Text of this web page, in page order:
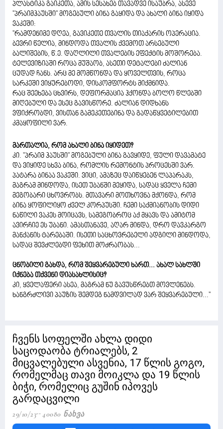
პლასტიკა გაიკეთა, ამის სესახებ თავადვე ისაუბრა, ასევე
''პრაიმჰაუსში'' მოგებული ბინა გაყიდა და ახალი ბინა იყიდა
ვაკეში:
''რამდენიმე დღეა, გავიკეთე თვალის თიაქარის ოპერაცია.
ბევრი წელია, მინდოდა თვალის ქვემოთ არსებული
ბალიშების, წ.ე. დაღლილი თვალების ეფექტის მოშორება.
ტელევიზიაში როცა მუშაობ, ასეთი დეტალები ძალიან
ცუდად ჩანს. არც მე მომწონდა და ყოველთვის, როცა
სარკეში ვიყურებოდი, დისკომფორტს მიქმნიდა.
რაც შეეხება ცხვირს, დეფორმაცია ჰქონდა ბოლო წლებში
მიღებული და ესეც გავისწორე. ძალიან დიდხანს
ვფიქრობდი, ვისთან გამეკეთებინა და გადაწყვეტილებით
კმაყოფილი ვარ.
მართალია, რომ ახალი ბინა იყიდეთ?
კი. "პრაიმ ჰაუსში" მოგებული ბინა გავყიდე, ფული დავამატე
და ვიყიდე სხვა ბინა, რომლის რემონტის პროცესში ვარ.
პატარა ბინაა ვაკეში. ვიცი, ამაზეც დაიწყებენ ლაპარაკს,
მაგრამ მინდოდა, ისეთ უბანში მეყიდა, სადაც ყველა ჩემი
მეგობარი ცხოვრობს. მთავარი მოთხოვნა მქონდა, რომ
ბინა ყოფილიყო ძველ კორპუსში. ჩემი საქმიანობის დიდი
ნაწილი ვაკეს მოიცავს, სამეგობროც აქ მყავს და ამიტომ
ავირჩიე ეს უბანი. ამასთანავე, აღარ მინდა, დრო დავკარგო
მანქანის ტარებაში. ისეთი საცხოვრებელი ადგილი მინდოდა,
სადაც შევძლებდი ფეხით მოძრაობას...
ცნობილი გახდა, რომ შეყვარებული ხართ... ახალ სახლში
იქნება თქვენი დიასახლისიც?
კი, ყველაფერი ასეა, მაგრამ ნუ გავუსწრებთ მოვლენებს.
ხანგრძლივი პაუზის შემდეგ ნამდვილად ვარ შეყვარებული...''
ჩვენს სოფელში ახლა დიდი
საცოდაობა ტრიალებს, 2
მიცვალებული ასვენია, 17 წლის გოგო,
რომელმაც თავი მოიკლა და 19 წლის
ბიჭი, რომელიც გუშინ იპოვეს
გარდაცვილი
29/10/23 40080 Ნახვა